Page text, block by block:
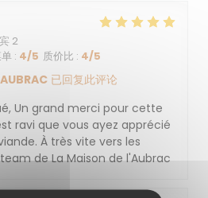
2
: 4/5 质价比 : 4/5
已回复此评论
Un grand merci pour cette
ravi que vous ayez apprécié
À très vite vers les
de La Maison de l'Aubrac